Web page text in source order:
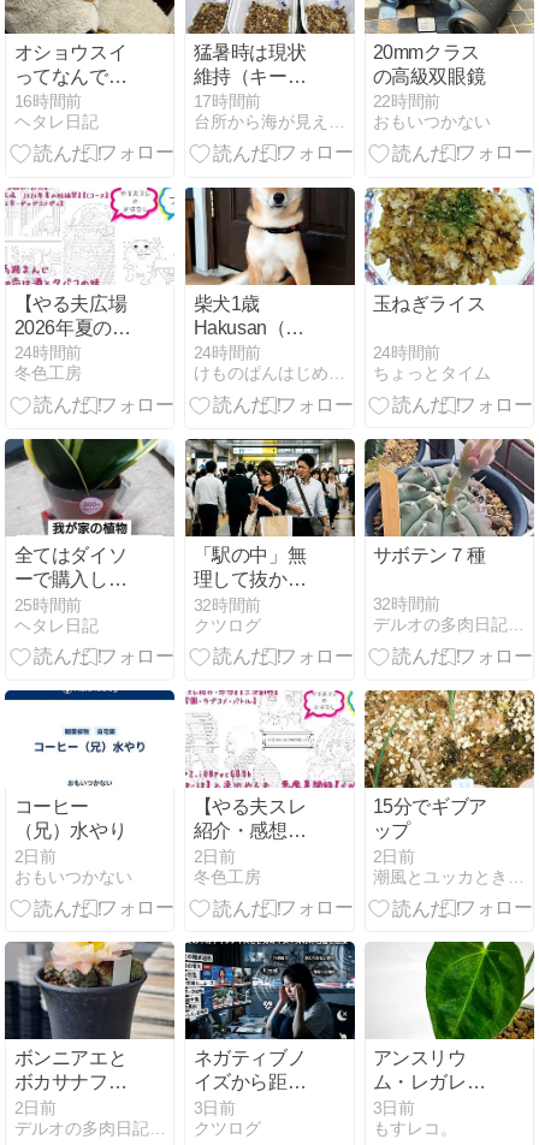
オショウスイ
ってなんです
か？何を出せ
ばいいんです
か？そして健
(=∵=)〓
16時間前
ヘタレ日記
猛暑時は現状
維持（キー
プ）
17時間前
台所から海が見える移住組 in 北関東
20mmクラス
の高級双眼鏡
22時間前
おもいつかない
【やる夫広場
2026年夏の短
編祭・紹介】
初恋は酒とタ
バコの味【馬
【神父・日
常・ギャグコ
メディ】
24時間前
冬色工房
柴犬1歳
Hakusan（ハ
クサン） ゼロ
ハーネスを買
ったよ！
24時間前
けものぱんはじめました？
玉ねぎライス
24時間前
ちょっとタイム
全てはダイソ
ーで購入し
た、この二人
のサンセベリ
アから始まり
植物を保護す
る毎日の、前
日譚です🌳
25時間前
ヘタレ日記
「駅の中」無
理して抜かし
た割には、
「結局遅い」
愛知の女性心
32時間前
クツログ
サボテン７種
32時間前
デルオの多肉日記 - 楽天ブログ
コーヒー
（兄）水やり
2日前
おもいつかない
【やる夫スレ
紹介・感想】
【R-18】入速
出やる夫 悪魔
異聞録【メガ
園・ラブコ
メ・バトル】
2日前
冬色工房
15分でギブア
ップ
2日前
ボンニアエと
ボカサナフレ
ッド
2日前
デルオの多肉日記 - 楽天ブログ
ネガティブノ
イズから距離
を置こう
3日前
クツログ
アンスリウ
ム・レガレを
植え替えた
っ！！
3日前
もすレコ。